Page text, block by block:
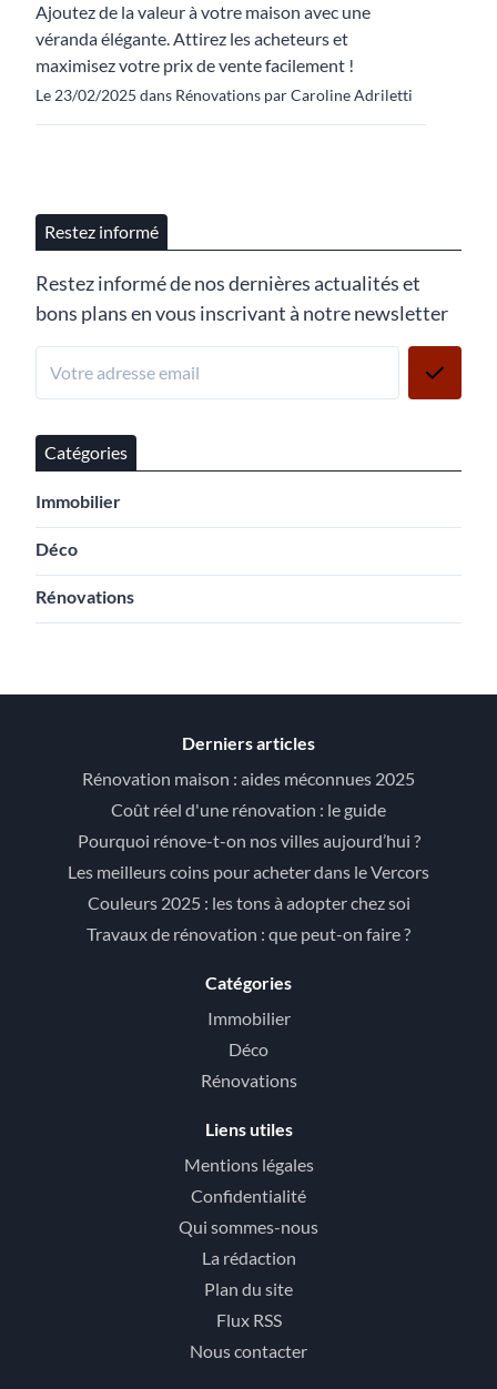
Ajoutez de la valeur à votre maison avec une
véranda élégante. Attirez les acheteurs et
maximisez votre prix de vente facilement !
Le 23/02/2025 dans Rénovations par Caroline Adriletti
Restez informé
Restez informé de nos dernières actualités et
bons plans en vous inscrivant à notre newsletter
Catégories
Immobilier
Déco
Rénovations
Derniers articles
Rénovation maison : aides méconnues 2025
Coût réel d'une rénovation : le guide
Pourquoi rénove-t-on nos villes aujourd’hui ?
Les meilleurs coins pour acheter dans le Vercors
Couleurs 2025 : les tons à adopter chez soi
Travaux de rénovation : que peut-on faire ?
Catégories
Immobilier
Déco
Rénovations
Liens utiles
Mentions légales
Confidentialité
Qui sommes-nous
La rédaction
Plan du site
Flux RSS
Nous contacter